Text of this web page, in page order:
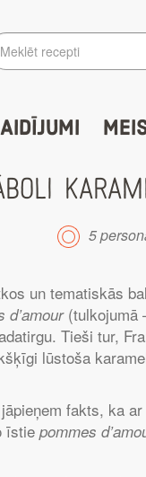
5
un tematiskās
d’amour(tulkojumā
Tieši tur,
lūstoša
fakts, ka
īstie pommes